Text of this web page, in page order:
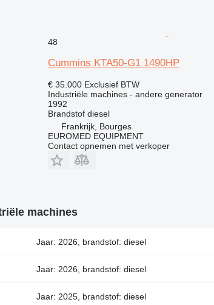
48
Cummins KTA50-G1 1490HP
€ 35.000 Exclusief BTW
Industriële machines - andere generator
1992
Brandstof diesel
Frankrijk, Bourges
EUROMED EQUIPMENT
Contact opnemen met verkoper
machines
Jaar: 2026, brandstof: diesel
Jaar: 2026, brandstof: diesel
Jaar: 2025, brandstof: diesel